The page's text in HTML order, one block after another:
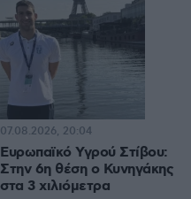
Ευρωπαϊκό Υγρού Στίβου:
Στην 6η θέση ο Κυνηγάκης
στα 3 χιλιόμετρα
07.08.2026, 20:04